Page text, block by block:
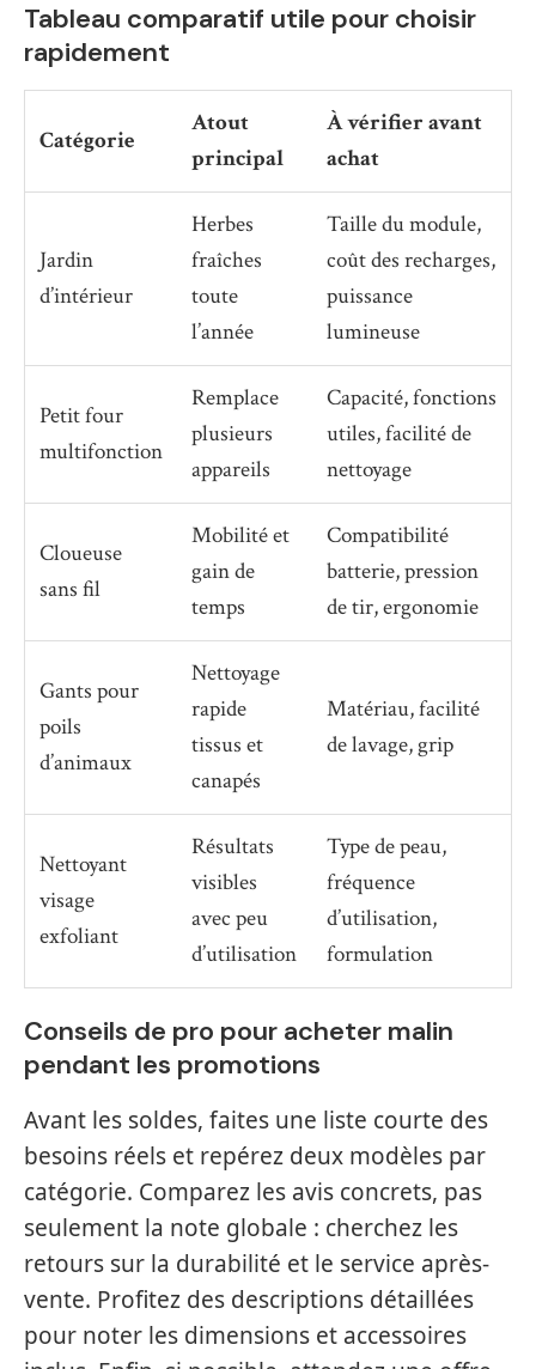
Tableau comparatif utile pour choisir
rapidement
Catégorie
Atout
principal
À vérifier avant
achat
Jardin
d’intérieur
Herbes
fraîches
toute
l’année
Taille du module,
coût des recharges,
puissance
lumineuse
Petit four
multifonction
Remplace
plusieurs
appareils
Capacité, fonctions
utiles, facilité de
nettoyage
Cloueuse
sans fil
Mobilité et
gain de
temps
Compatibilité
batterie, pression
de tir, ergonomie
Gants pour
poils
d’animaux
Nettoyage
rapide
tissus et
canapés
Matériau, facilité
de lavage, grip
Nettoyant
visage
exfoliant
Résultats
visibles
avec peu
d’utilisation
Type de peau,
fréquence
d’utilisation,
formulation
Conseils de pro pour acheter malin
pendant les promotions
Avant les soldes, faites une liste courte des
besoins réels et repérez deux modèles par
catégorie. Comparez les avis concrets, pas
seulement la note globale : cherchez les
retours sur la durabilité et le service après-
vente. Profitez des descriptions détaillées
pour noter les dimensions et accessoires